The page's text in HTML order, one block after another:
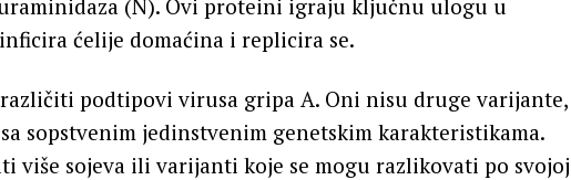
(N). Ovi proteini igraju ključnu ulogu u
ćelije domaćina i replicira se.
različiti podtipovi virusa gripa A. Oni nisu druge varijante,
sopstvenim jedinstvenim genetskim karakteristikama.
više sojeva ili varijanti koje se mogu razlikovati po svojoj